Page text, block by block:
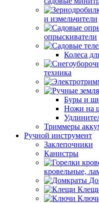
и измельчители
опрыскиватели
Колеса
техника
Буры и
Ножи на
Триммеры
Ручной инструмент
Заклепочники
Канистры
кровельные,